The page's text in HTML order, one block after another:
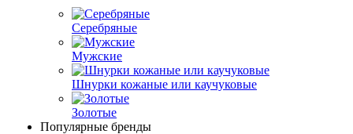
Серебряные
Мужские
Шнурки кожаные или каучуковые
Золотые
Популярные бренды